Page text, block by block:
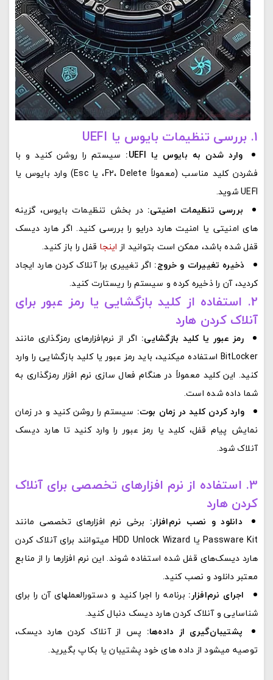
1. بررسی تنظیمات بایوس یا UEFI
وارد شدن به بایوس یا UEFI:
سیستم را روشن کنید و با
فشردن کلید مناسب (معمولاً F2، Delete، یا Esc) وارد بایوس یا
UEFI شوید.
بررسی تنظیمات امنیتی: در بخش تنظیمات بایوس، گزینه‌
های امنیتی یا امنیت هارد درایو را بررسی کنید. اگر هارد دیسک
قفل شده باشد، ممکن است بتوانید از اینجا قفل را باز کنید.
ذخیره تغییرات و خروج: اگر تغییری برا آنلاک کردن هارد ایجاد
کردید، آن را ذخیره کرده و سیستم را ریستارت کنید.
2. استفاده از کلید بازگشایی یا رمز عبور برای
آنلاک کردن هارد
رمز عبور یا کلید بازگشایی: اگر از نرم‌افزارهای رمزگذاری مانند
BitLocker استفاده میکنید، باید رمز عبور یا کلید بازگشایی را وارد
کنید. این کلید معمولاً در هنگام فعال‌ سازی نرم‌ افزار رمزگذاری به
شما داده شده است.
وارد کردن کلید در زمان بوت: سیستم را روشن کنید و در زمان
نمایش پیام قفل، کلید یا رمز عبور را وارد کنید تا هارد دیسک
آنلاک شود.
3. استفاده از نرم‌ افزارهای تخصصی برای آنلاک
کردن هارد
دانلود و نصب نرم‌افزار: برخی نرم‌ افزارهای تخصصی مانند
Passware Kit یا HDD Unlock Wizard میتوانند برای آنلاک کردن
هارد دیسک‌های قفل شده استفاده شوند. این نرم‌ افزارها را از منابع
معتبر دانلود و نصب کنید.
اجرای نرم‌افزار: برنامه را اجرا کنید و دستورالعملهای آن را برای
شناسایی و آنلاک کردن هارد دیسک دنبال کنید.
پشتیبان‌گیری از داده‌ها: پس از آنلاک کردن هارد دیسک،
توصیه میشود از داده‌ های خود پشتیبان یا بکاپ بگیرید.